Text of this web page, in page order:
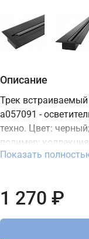
Описание
Трек встраиваемый
a057091 -
техно. Цвет:
полимер;
Характеристики:
Петербургу и
Показать
1 270 ₽